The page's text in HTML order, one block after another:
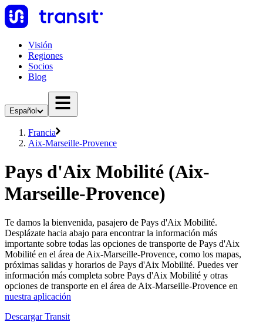
Visión
Regiones
Socios
Blog
Español
Francia
Aix-Marseille-Provence
Pays d'Aix Mobilité (Aix-
Marseille-Provence)
Te damos la bienvenida, pasajero de Pays d'Aix Mobilité.
Desplázate hacia abajo para encontrar la información más
importante sobre todas las opciones de transporte de Pays d'Aix
Mobilité en el área de Aix-Marseille-Provence, como los mapas,
próximas salidas y horarios de Pays d'Aix Mobilité. Puedes ver
información más completa sobre Pays d'Aix Mobilité y otras
opciones de transporte en el área de Aix-Marseille-Provence en
nuestra aplicación
Descargar Transit